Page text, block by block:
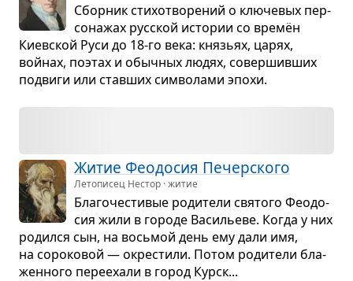
Сбор­ник сти­хо­тво­ре­ний о клю­че­вых пер­
со­на­жах рус­ской исто­рии со времён
Киев­ской Руси до 18-го века: кня­зьях, царях,
войнах, поэтах и обыч­ных людях, совер­шив­ших
подвиги или став­ших сим­во­лами эпохи.
Житие Фео­до­сия Печер­ского
Летописец Нестор · житие
Бла­го­че­сти­вые роди­тели свя­того Фео­до­
сия жили в городе Васи­льеве. Когда у них
родился сын, на вось­мой день ему дали имя,
на соро­ко­вой — окре­стили. Потом роди­тели бла­
жен­ного пере­ехали в город Курск...